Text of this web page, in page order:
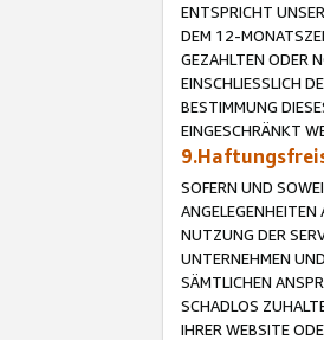
ENTSPRICHT
DEM 12-
GEZAHLTEN ODER
EINSCHLIESSLICH
BESTIMMUNG
EINGESCHRÄNKT
SOFERN UND
ANGELEGENHEITEN
NUTZUNG DER
UNTERNEHMEN
SÄMTLICHEN
SCHADLOS
IHRER WEBSITE